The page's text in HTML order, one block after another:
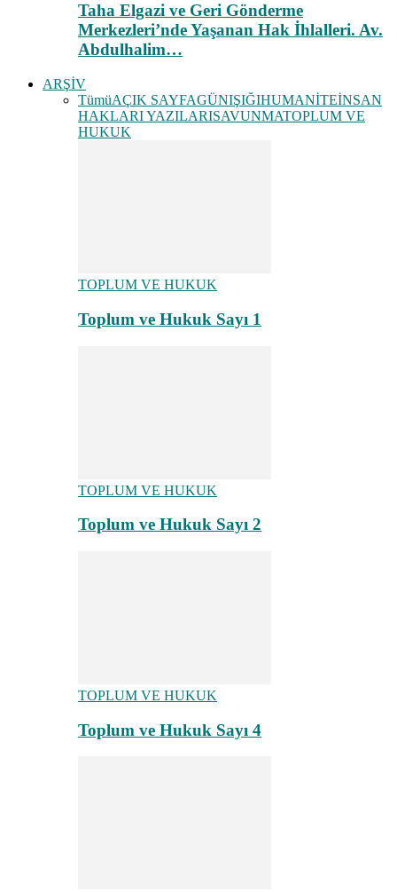
Taha Elgazi ve Geri Gönderme
Merkezleri’nde Yaşanan Hak İhlalleri. Av.
Abdulhalim…
ARŞİV
TümüAÇIK SAYFAGÜNIŞIĞIHUMANİTEİNSAN
HAKLARI YAZILARISAVUNMATOPLUM VE
HUKUK
TOPLUM VE HUKUK
Toplum ve Hukuk Sayı 1
TOPLUM VE HUKUK
Toplum ve Hukuk Sayı 2
TOPLUM VE HUKUK
Toplum ve Hukuk Sayı 4